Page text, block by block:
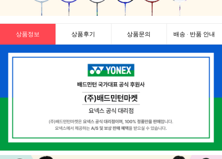
상품정보 상품후기 상품문의 배송 · 반품 안내